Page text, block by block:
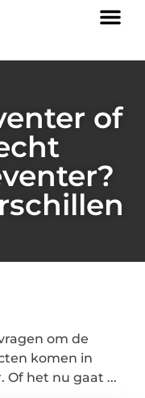
of
om de
komen in
Of het nu gaat ...